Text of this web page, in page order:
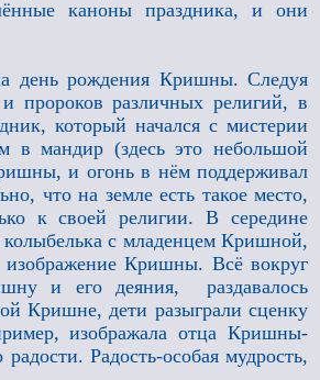
каноны праздника, и они
день рождения Кришны. Следуя
пророков различных религий, в
который начался с мистерии
в мандир (здесь это небольшой
и огонь в нём поддерживал
что на земле есть такое место,
к своей религии. В середине
колыбелька с младенцем Кришной,
изображение Кришны. Всё вокруг
и его деяния, раздавалось
Кришне, дети разыграли сценку
изображала отца Кришны-
Радость-особая мудрость,